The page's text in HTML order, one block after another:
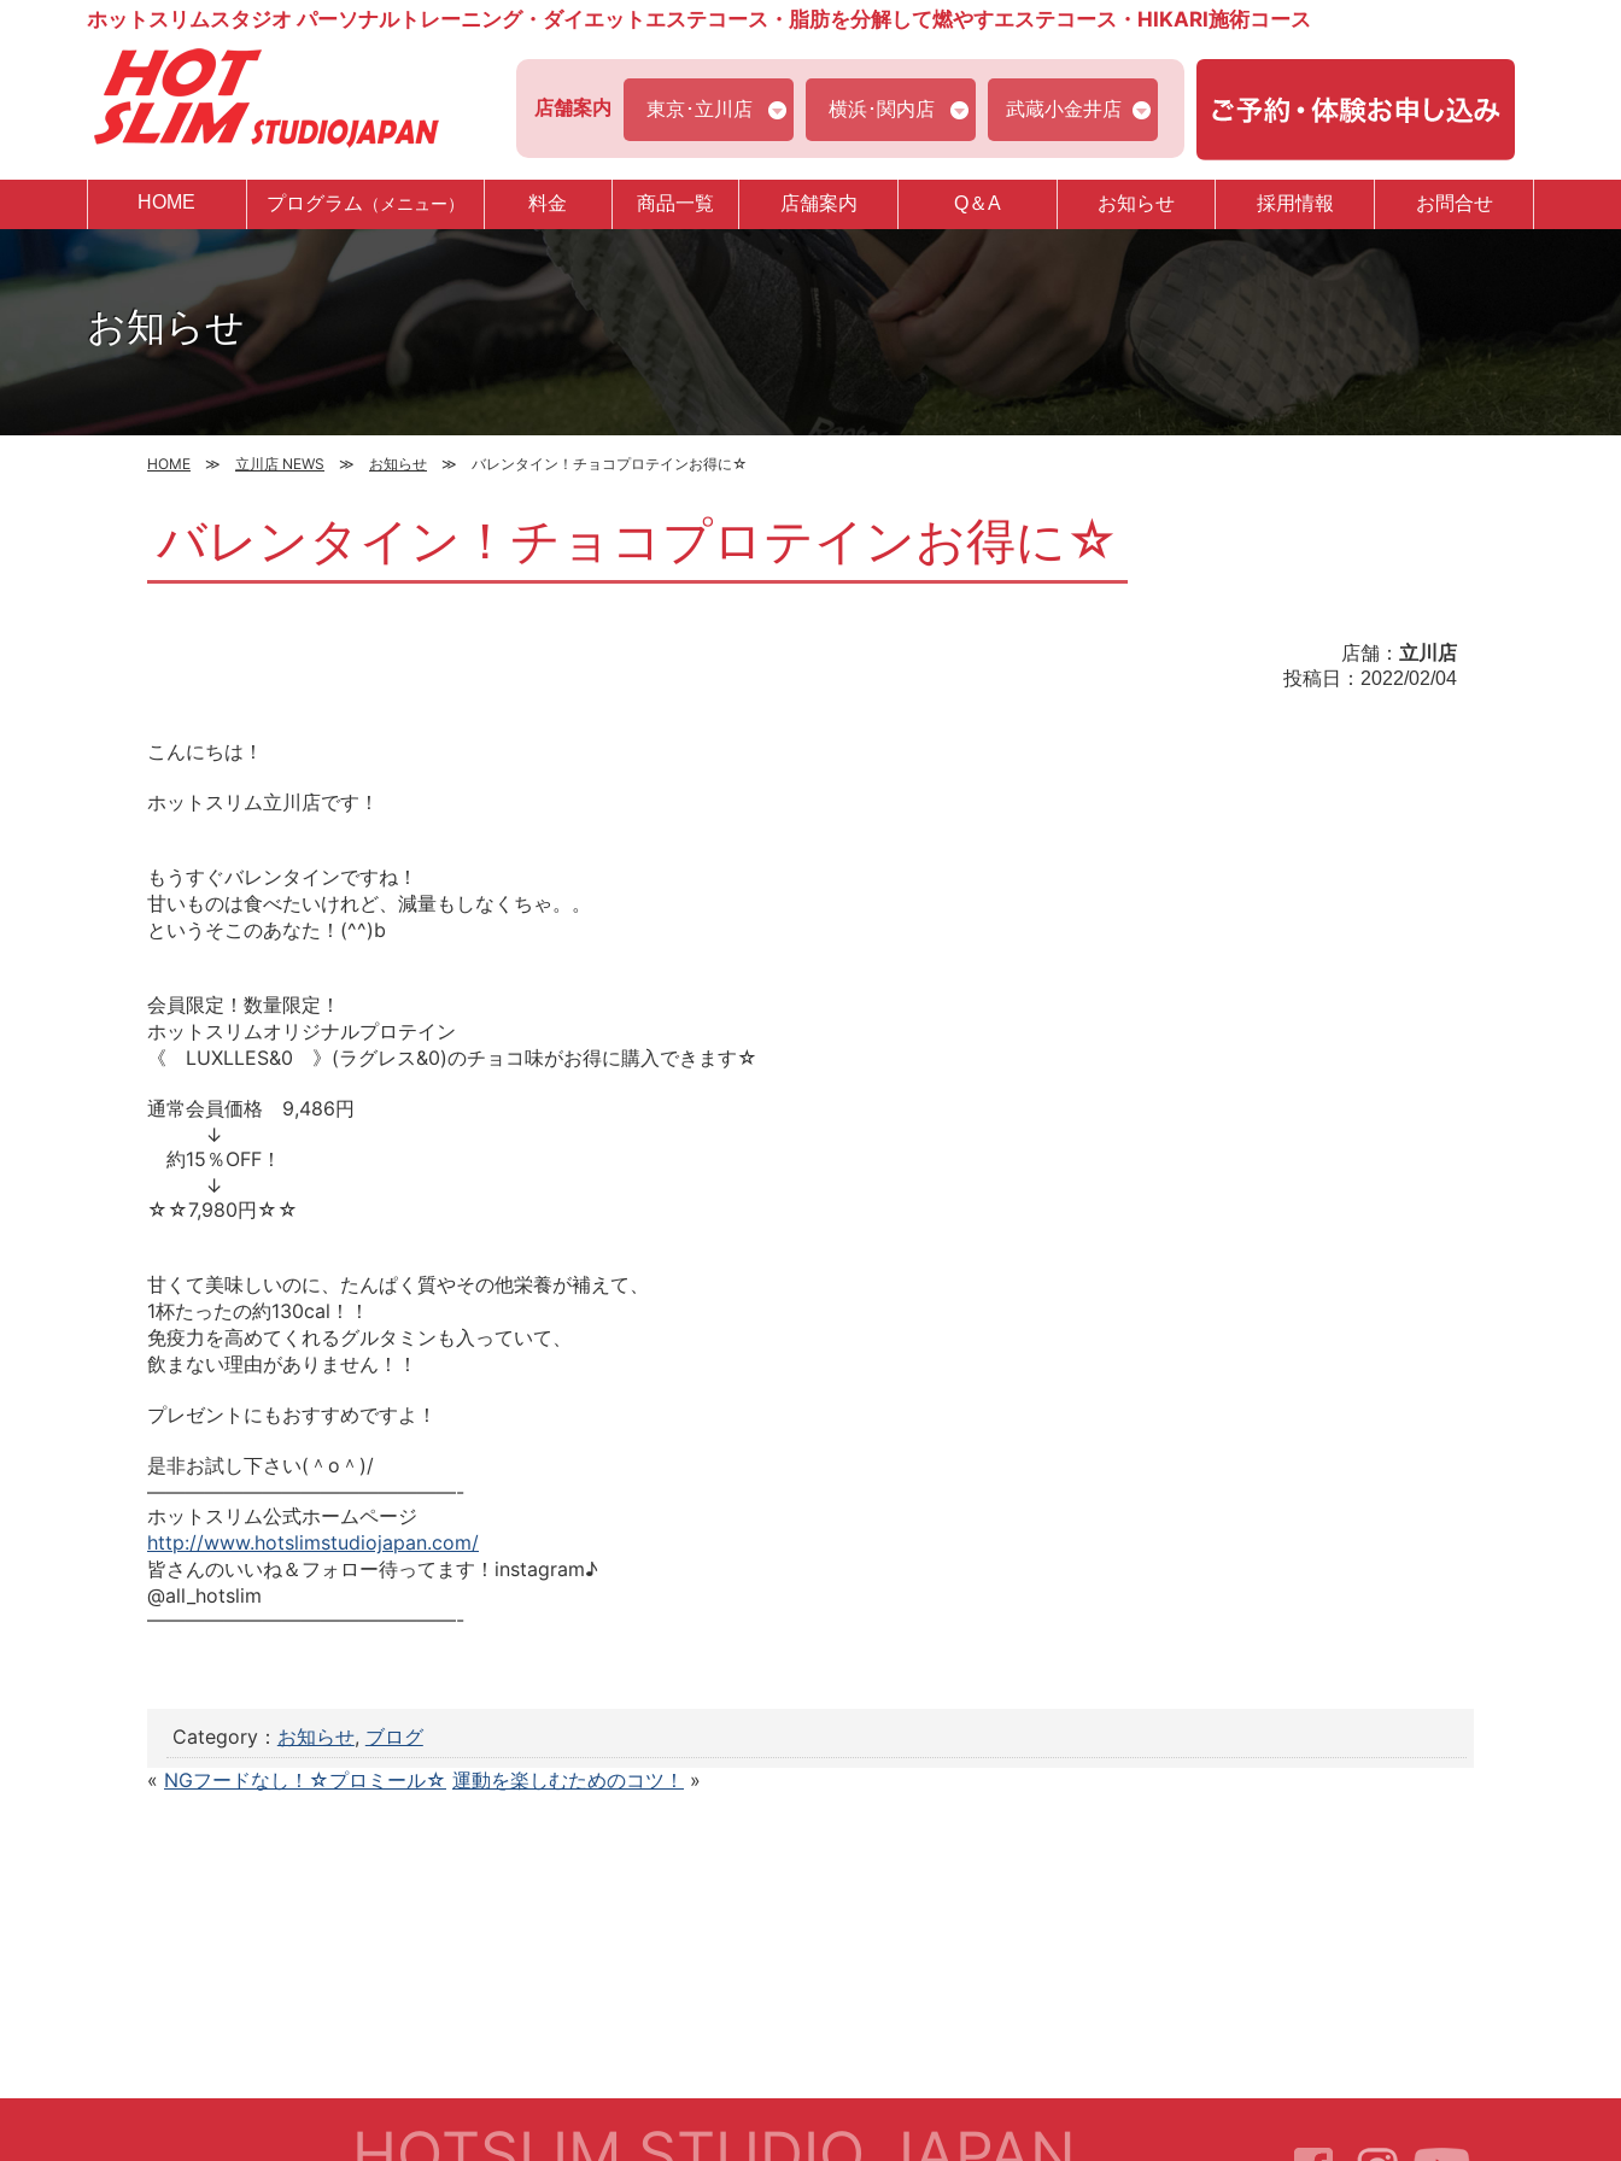
ホットスリムスタジオ パーソナルトレーニング・ダイエットエステコース・脂肪を分解して燃やすエステコース・HIKARI施術コース
店舗案内 東京･立川店 横浜･関内店 武蔵小金井店
HOME プログラム （メニュー） 料金 商品一覧 店舗案内 Q＆A お知らせ 採用情報 お問合せ
お知らせ
HOME 立川店 NEWS お知らせ バレンタイン！チョコプロテインお得に☆
バレンタイン！チョコプロテインお得に☆
店舗： 立川店
投稿日：2022/02/04
こんにちは！
ホットスリム立川店です！
もうすぐバレンタインですね！
甘いものは食べたいけれど、減量もしなくちゃ。。
というそこのあなた！(^^)b
会員限定！数量限定！
ホットスリムオリジナルプロテイン
《 LUXLLES&0 》(ラグレス&0)のチョコ味がお得に購入できます☆
通常会員価格 9,486円
↓
約15％OFF！
↓
☆☆7,980円☆☆
甘くて美味しいのに、たんぱく質やその他栄養が補えて、
1杯たったの約130cal！！
免疫力を高めてくれるグルタミンも入っていて、
飲まない理由がありません！！
プレゼントにもおすすめですよ！
是非お試し下さい(＾o＾)/
————————————————-
ホットスリム公式ホームページ
http://www.hotslimstudiojapan.com/
皆さんのいいね＆フォロー待ってます！instagram♪
@all_hotslim
————————————————-
Category： お知らせ, ブログ
« NGフードなし！☆プロミール☆ 運動を楽しむためのコツ！ »